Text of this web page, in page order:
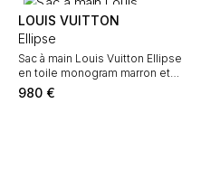
LOUIS VUITTON
Ellipse
Sac à main Louis Vuitton Ellipse
en toile monogram marron et
cuir naturel
980 €